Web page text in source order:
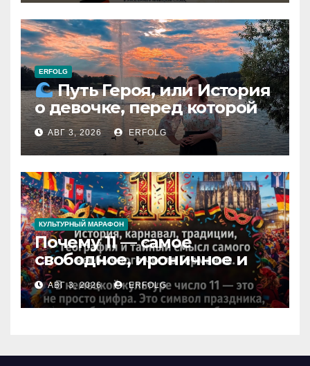
ERFOLG
Путь Героя, или История
о девочке, перед которой
расступился океан
(И почему это про каждую
из нас)
АВГ 3, 2026 ERFOLG
КУЛЬТУРНЫЙ МАРАФОН
Почему 11 — самое
свободное, ироничное и
любимое число в
немецкой культуре?
АВГ 3, 2026 ERFOLG